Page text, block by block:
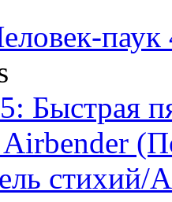
Быстрая
стихий/